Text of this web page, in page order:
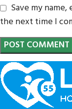
Save my
the next time I